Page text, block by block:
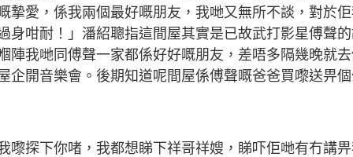
摯愛，係我兩個最好嘅朋友，我哋又無所不談，對於
身咁耐！」潘紹聰指這間屋其實是已故武打影星傅聲
陣我哋同傅聲一家都係好好嘅朋友，差唔多隔幾晚就
企開音樂會。後期知道呢間屋係傅聲嘅爸爸買嚟送畀
嚟探下你啫，我都想睇下祥哥祥嫂，睇吓佢哋有冇講